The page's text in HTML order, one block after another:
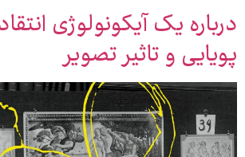
درباره یک آیکونولوژی
پویایی و تاثیر تصویر